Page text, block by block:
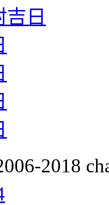
吉日
2018